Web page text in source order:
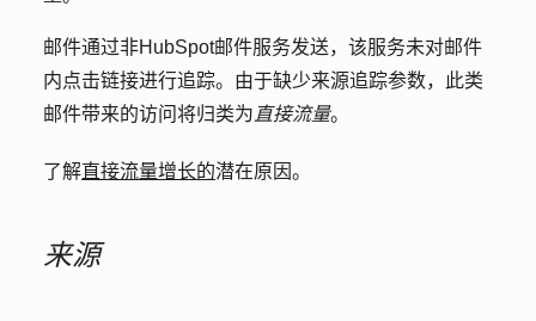
邮件通过非HubSpot邮件服务发送，该服务未对邮件
内点击链接进行追踪。由于缺少来源追踪参数，此类
邮件带来的访问将归类为 直接流量。
了解直接流量增长的潜在原因。
来源